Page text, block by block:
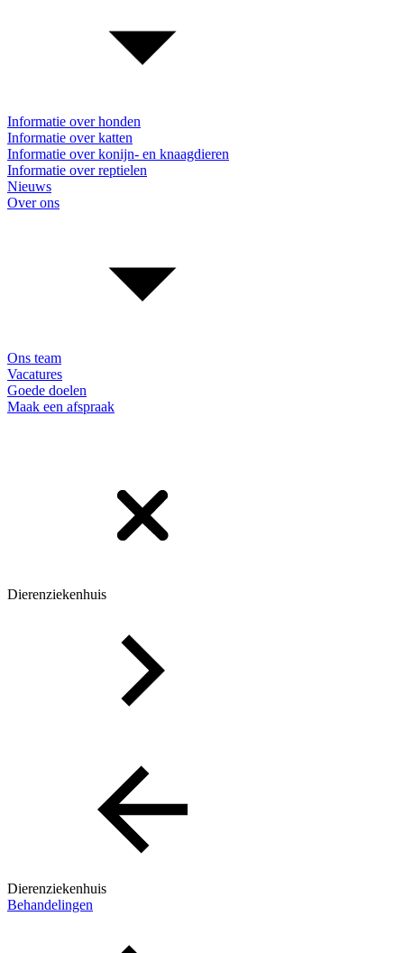
Informatie over honden
Informatie over katten
Informatie over konijn- en knaagdieren
Informatie over reptielen
Nieuws
Over ons
Ons team
Vacatures
Goede doelen
Maak een afspraak
Dierenziekenhuis
Dierenziekenhuis
Behandelingen